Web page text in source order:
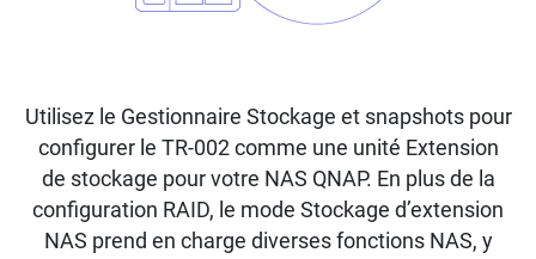
Utilisez le Gestionnaire Stockage et snapshots pour
configurer le TR-002 comme une unité Extension
de stockage pour votre NAS QNAP. En plus de la
configuration RAID, le mode Stockage d’extension
NAS prend en charge diverses fonctions NAS, y